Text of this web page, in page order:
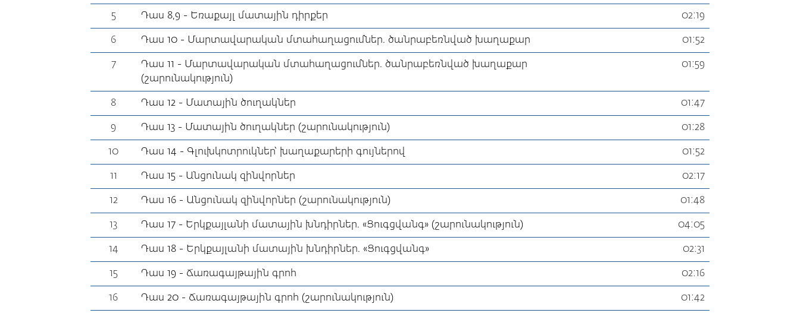
5 Դաս 8,9 - Եռաքայլ մատային դիրքեր 02:19
6 Դաս 10 - Մարտավարական մտահաղացումներ. ծանրաբեռնված խաղաքար 01:52
7
Դաս 11 - Մարտավարական մտահաղացումներ. ծանրաբեռնված խաղաքար
(շարունակություն)
01:59
8 Դաս 12 - Մատային ծուղակներ 01:47
9 Դաս 13 - Մատային ծուղակներ (շարունակություն) 01:28
10 Դաս 14 - Գլուխկոտրուկներ՝ խաղաքարերի գույներով 01:52
11 Դաս 15 - Անցունակ զինվորներ 02:17
12 Դաս 16 - Անցունակ զինվորներ (շարունակություն) 01:48
13 Դաս 17 - Երկքայլանի մատային խնդիրներ. «Ցուգցվանգ» (շարունակություն) 04:05
14 Դաս 18 - Երկքայլանի մատային խնդիրներ. «Ցուգցվանգ» 02:31
15 Դաս 19 - Ճառագայթային գրոհ 02:16
16 Դաս 20 - Ճառագայթային գրոհ (շարունակություն) 01:42